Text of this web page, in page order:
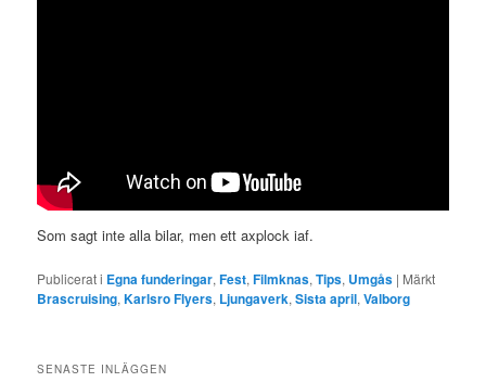
Som sagt inte alla bilar, men ett axplock iaf.
Publicerat i Egna funderingar,Fest,Filmknas,Tips, Umgås | Märkt
Brascruising,Karlsro Flyers, Ljungaverk,Sista april,Valborg
SENASTE INLÄGGEN